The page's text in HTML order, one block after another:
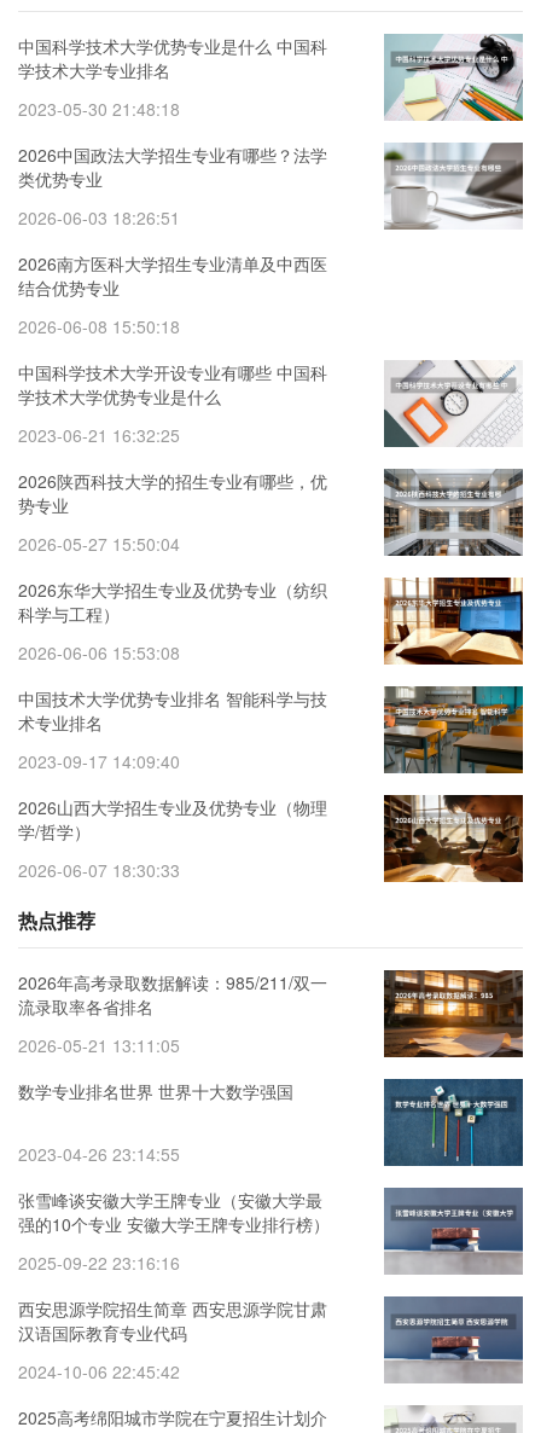
中国科学技术大学优势专业是什么 中国科
学技术大学专业排名
2023-05-30 21:48:18
2026中国政法大学招生专业有哪些？法学
类优势专业
2026-06-03 18:26:51
2026南方医科大学招生专业清单及中西医
结合优势专业
2026-06-08 15:50:18
中国科学技术大学开设专业有哪些 中国科
学技术大学优势专业是什么
2023-06-21 16:32:25
2026陕西科技大学的招生专业有哪些，优
势专业
2026-05-27 15:50:04
2026东华大学招生专业及优势专业（纺织
科学与工程）
2026-06-06 15:53:08
中国技术大学优势专业排名 智能科学与技
术专业排名
2023-09-17 14:09:40
2026山西大学招生专业及优势专业（物理
学/哲学）
2026-06-07 18:30:33
热点推荐
2026年高考录取数据解读：985/211/双一
流录取率各省排名
2026-05-21 13:11:05
数学专业排名世界 世界十大数学强国
2023-04-26 23:14:55
张雪峰谈安徽大学王牌专业（安徽大学最
强的10个专业 安徽大学王牌专业排行榜）
2025-09-22 23:16:16
西安思源学院招生简章 西安思源学院甘肃
汉语国际教育专业代码
2024-10-06 22:45:42
2025高考绵阳城市学院在宁夏招生计划介